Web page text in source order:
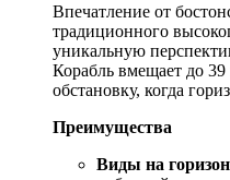
Впечатление от
традиционного
уникальную
Корабль вмещает до
обстановку, когда
Преимущества
Виды на